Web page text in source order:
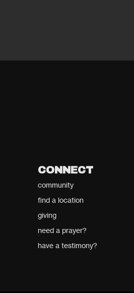
CONNECT
community
find a location
giving
need a prayer?
have a testimony?